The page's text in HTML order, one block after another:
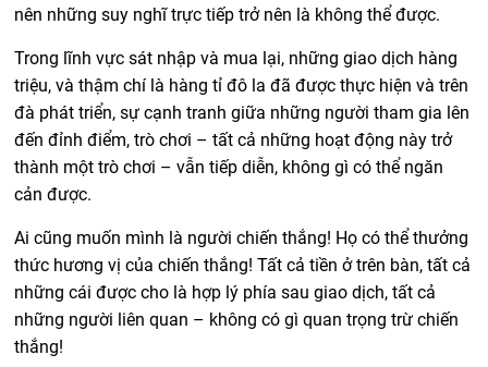
nên những suy nghĩ trực tiếp trở nên là không thể được.
Trong lĩnh vực sát nhập và mua lại, những giao dịch hàng
triệu, và thậm chí là hàng tỉ đô la đã được thực hiện và trên
đà phát triển, sự cạnh tranh giữa những người tham gia lên
đến đỉnh điểm, trò chơi – tất cả những hoạt động này trở
thành một trò chơi – vẫn tiếp diễn, không gì có thể ngăn
cản được.
Ai cũng muốn mình là người chiến thắng! Họ có thể thưởng
thức hương vị của chiến thắng! Tất cả tiền ở trên bàn, tất cả
những cái được cho là hợp lý phía sau giao dịch, tất cả
những người liên quan – không có gì quan trọng trừ chiến
thắng!